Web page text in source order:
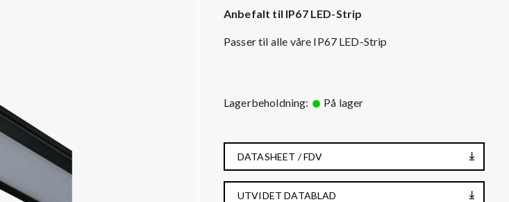
Anbefalt til IP67 LED-Strip
Passer til alle våre IP67 LED-Strip
Lagerbeholdning: På lager
DATASHEET / FDV
UTVIDET DATABLAD